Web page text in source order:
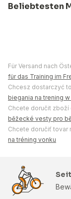
Beliebtesten
Für Versand nach
für das Training im
Chcesz dostarczyć
biegania na trening
Chcete doručit zboží
běžecké vesty pro
Chcete doručiť tovar
na tréning vonku